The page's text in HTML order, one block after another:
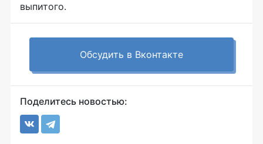
выпитого.
Обсудить в Вконтакте
Поделитесь новостью: